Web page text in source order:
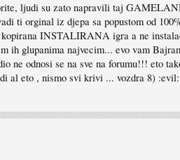
ljudi su zato napravili taj
ti orginal iz djepa sa popustom od
INSTALIRANA igra a ne
ih glupanima najvecim... evo vam
ne odnosi se na sve na forumu!!! eto
al eto , nismo svi krivi ... vozdra 8)